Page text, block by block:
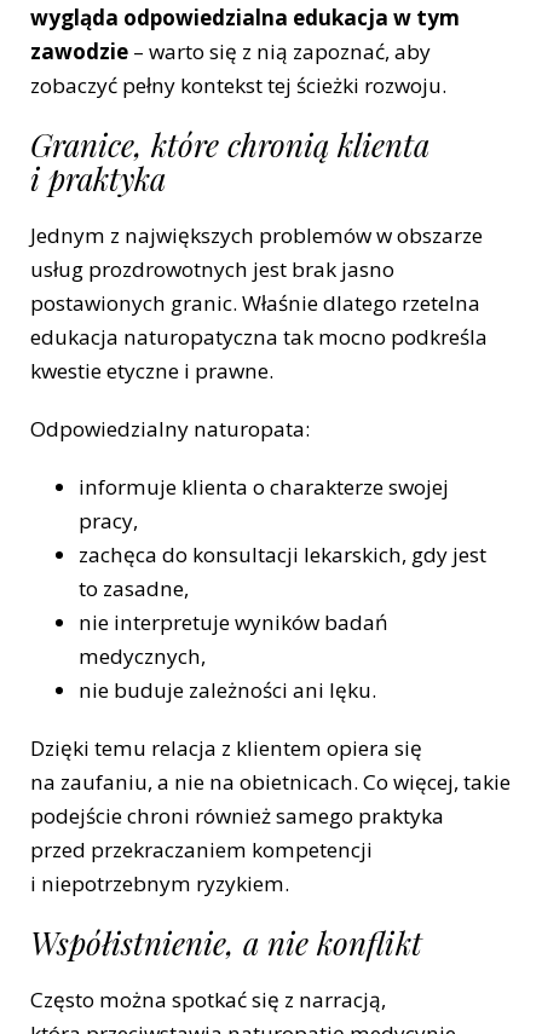
wygląda odpowiedzialna edukacja w tym
zawodzie – warto się z nią zapoznać, aby
zobaczyć pełny kontekst tej ścieżki rozwoju.
Granice, które chronią klienta
i praktyka
Jednym z największych problemów w obszarze
usług prozdrowotnych jest brak jasno
postawionych granic. Właśnie dlatego rzetelna
edukacja naturopatyczna tak mocno podkreśla
kwestie etyczne i prawne.
Odpowiedzialny naturopata:
informuje klienta o charakterze swojej
pracy,
zachęca do konsultacji lekarskich, gdy jest
to zasadne,
nie interpretuje wyników badań
medycznych,
nie buduje zależności ani lęku.
Dzięki temu relacja z klientem opiera się
na zaufaniu, a nie na obietnicach. Co więcej, takie
podejście chroni również samego praktyka
przed przekraczaniem kompetencji
i niepotrzebnym ryzykiem.
Współistnienie, a nie konflikt
Często można spotkać się z narracją,